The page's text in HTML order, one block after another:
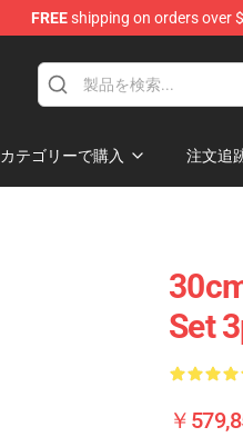
FREEshipping on orders over
カテゴリーで購入 注文追
Set
￥